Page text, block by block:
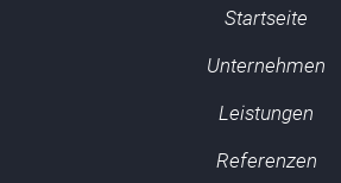
Startseite
Unternehmen
Leistungen
Referenzen